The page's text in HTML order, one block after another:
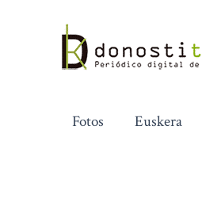
contenido
Fotos Euskera